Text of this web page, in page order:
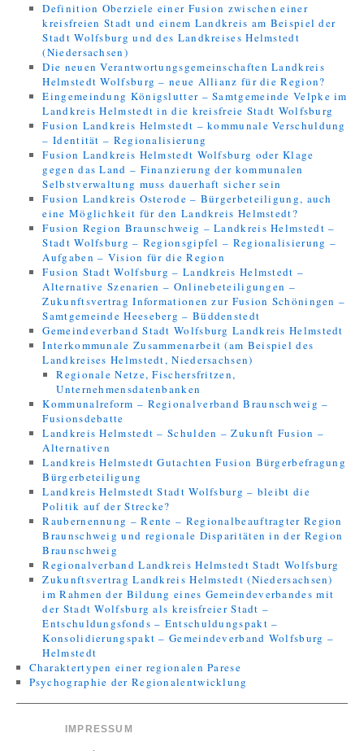
Definition Oberziele einer Fusion zwischen einer
kreisfreien Stadt und einem Landkreis am Beispiel der
Stadt Wolfsburg und des Landkreises Helmstedt
(Niedersachsen)
Die neuen Verantwortungsgemeinschaften Landkreis
Helmstedt Wolfsburg – neue Allianz für die Region?
Eingemeindung Königslutter – Samtgemeinde Velpke im
Landkreis Helmstedt in die kreisfreie Stadt Wolfsburg
Fusion Landkreis Helmstedt – kommunale Verschuldung
– Identität – Regionalisierung
Fusion Landkreis Helmstedt Wolfsburg oder Klage
gegen das Land – Finanzierung der kommunalen
Selbstverwaltung muss dauerhaft sicher sein
Fusion Landkreis Osterode – Bürgerbeteiligung, auch
eine Möglichkeit für den Landkreis Helmstedt?
Fusion Region Braunschweig – Landkreis Helmstedt –
Stadt Wolfsburg – Regionsgipfel – Regionalisierung –
Aufgaben – Vision für die Region
Fusion Stadt Wolfsburg – Landkreis Helmstedt –
Alternative Szenarien – Onlinebeteiligungen –
Zukunftsvertrag Informationen zur Fusion Schöningen –
Samtgemeinde Heeseberg – Büddenstedt
Gemeindeverband Stadt Wolfsburg Landkreis Helmstedt
Interkommunale Zusammenarbeit (am Beispiel des
Landkreises Helmstedt, Niedersachsen)
Regionale Netze, Fischersfritzen,
Unternehmensdatenbanken
Kommunalreform – Regionalverband Braunschweig –
Fusionsdebatte
Landkreis Helmstedt – Schulden – Zukunft Fusion –
Alternativen
Landkreis Helmstedt Gutachten Fusion Bürgerbefragung
Bürgerbeteiligung
Landkreis Helmstedt Stadt Wolfsburg – bleibt die
Politik auf der Strecke?
Raubernennung – Rente – Regionalbeauftragter Region
Braunschweig und regionale Disparitäten in der Region
Braunschweig
Regionalverband Landkreis Helmstedt Stadt Wolfsburg
Zukunftsvertrag Landkreis Helmstedt (Niedersachsen)
im Rahmen der Bildung eines Gemeindeverbandes mit
der Stadt Wolfsburg als kreisfreier Stadt –
Entschuldungsfonds – Entschuldungspakt –
Konsolidierungspakt – Gemeindeverband Wolfsburg –
Helmstedt
Charaktertypen einer regionalen Parese
Psychographie der Regionalentwicklung
IMPRESSUM